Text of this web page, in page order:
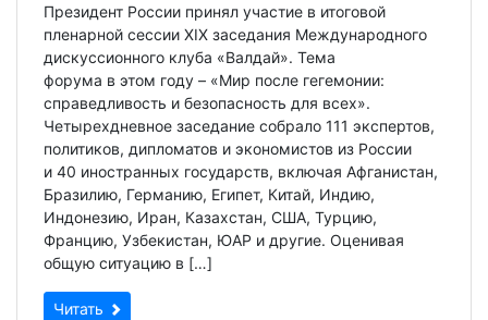
Президент России принял участие в итоговой
пленарной сессии XIX заседания Международного
дискуссионного клуба «Валдай». Тема
форума в этом году – «Мир после гегемонии:
справедливость и безопасность для всех».
Четырехдневное заседание собрало 111 экспертов,
политиков, дипломатов и экономистов из России
и 40 иностранных государств, включая Афганистан,
Бразилию, Германию, Египет, Китай, Индию,
Индонезию, Иран, Казахстан, США, Турцию,
Францию, Узбекистан, ЮАР и другие. Оценивая
общую ситуацию в […]
Читать